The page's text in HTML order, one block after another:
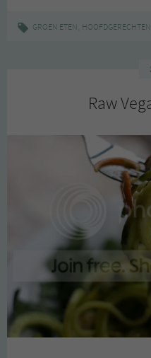
Thai
GROEN ETEN, HOOFDGERECHTEN
Raw